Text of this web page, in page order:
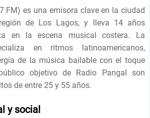
FM) es una emisora ​​clave en la ciudad
de Los Lagos, y lleva 14 años
en la escena musical costera. La
en ritmos latinoamericanos,
de la música bailable con el toque
objetivo de Radio Pangal son
de entre 25 y 55 años.
y social